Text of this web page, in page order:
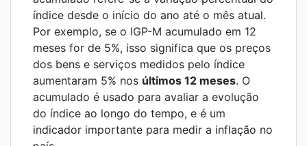
índice desde o início do ano até o mês atual.
Por exemplo, se o IGP-M acumulado em 12
meses for de 5%, isso significa que os preços
dos bens e serviços medidos pelo índice
aumentaram 5% nos últimos 12 meses. O
acumulado é usado para avaliar a evolução
do índice ao longo do tempo, e é um
indicador importante para medir a inflação no